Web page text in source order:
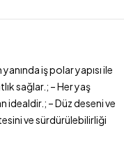
iş polar yapısı ile
sağlar.; – Her yaş
idealdir.; – Düz deseni ve
ve sürdürülebilirliği